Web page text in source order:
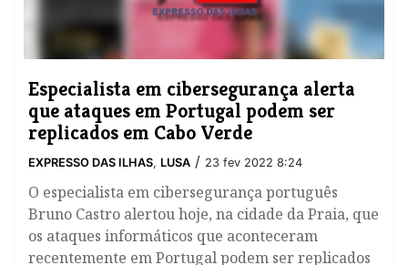
Especialista em cibersegurança alerta
que ataques em Portugal podem ser
replicados em Cabo Verde
EXPRESSO DAS ILHAS, LUSA / 23 fev 2022 8:24
O especialista em cibersegurança português
Bruno Castro alertou hoje, na cidade da Praia, que
os ataques informáticos que aconteceram
recentemente em Portugal podem ser replicados